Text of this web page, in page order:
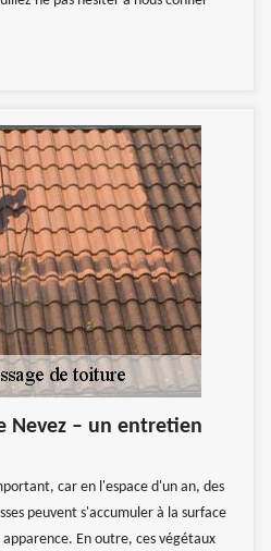
Nevez – un entretien
car en l'espace d'un an, des
peuvent s'accumuler à la surface
En outre, ces végétaux